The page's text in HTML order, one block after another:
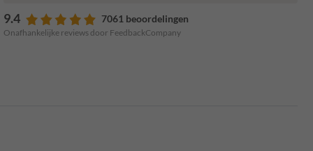
9.4 7061 beoordelingen
Onafhankelijke reviews door FeedbackCompany